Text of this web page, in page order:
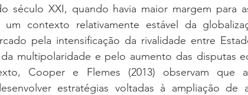
século XXI, quando havia maior margem para
um contexto relativamente estável da
pela intensificação da rivalidade entre
multipolaridade e pelo aumento das disputas
Cooper e Flemes (2013) observam que
estratégias voltadas à ampliação de